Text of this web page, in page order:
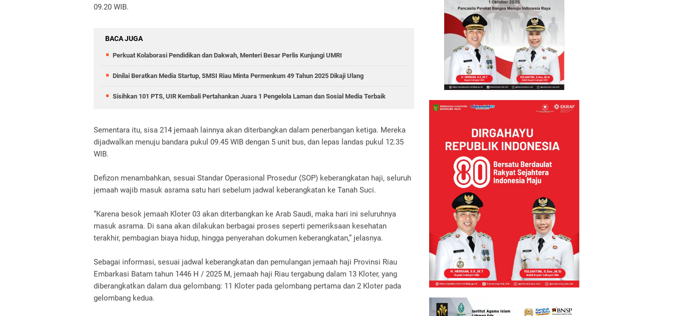
09.20 WIB.
BACA JUGA
Perkuat Kolaborasi Pendidikan dan Dakwah, Menteri Besar Perlis Kunjungi UMRI
Dinilai Beratkan Media Startup, SMSI Riau Minta Permenkum 49 Tahun 2025 Dikaji Ulang
Sisihkan 101 PTS, UIR Kembali Pertahankan Juara 1 Pengelola Laman dan Sosial Media Terbaik
Sementara itu, sisa 214 jemaah lainnya akan diterbangkan dalam penerbangan ketiga. Mereka
dijadwalkan menuju bandara pukul 09.45 WIB dengan 5 unit bus, dan lepas landas pukul 12.35
WIB.
Defizon menambahkan, sesuai Standar Operasional Prosedur (SOP) keberangkatan haji, seluruh
jemaah wajib masuk asrama satu hari sebelum jadwal keberangkatan ke Tanah Suci.
“Karena besok jemaah Kloter 03 akan diterbangkan ke Arab Saudi, maka hari ini seluruhnya
masuk asrama. Di sana akan dilakukan berbagai proses seperti pemeriksaan kesehatan
terakhir, pembagian biaya hidup, hingga penyerahan dokumen keberangkatan,” jelasnya.
Sebagai informasi, sesuai jadwal keberangkatan dan pemulangan jemaah haji Provinsi Riau
Embarkasi Batam tahun 1446 H / 2025 M, jemaah haji Riau tergabung dalam 13 Kloter, yang
diberangkatkan dalam dua gelombang: 11 Kloter pada gelombang pertama dan 2 Kloter pada
gelombang kedua.